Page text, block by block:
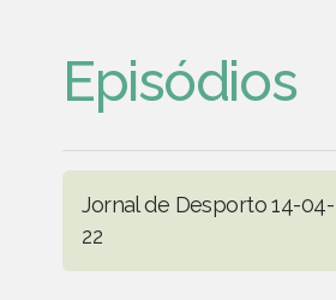
Episódios
Jornal de Desporto 14-04-
22